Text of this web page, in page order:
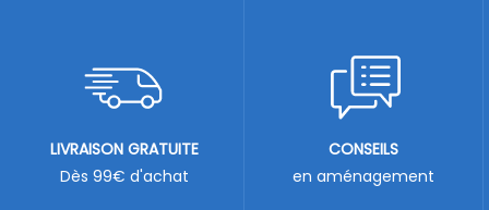
LIVRAISON GRATUITE
Dès 99€ d'achat
CONSEILS
en aménagement